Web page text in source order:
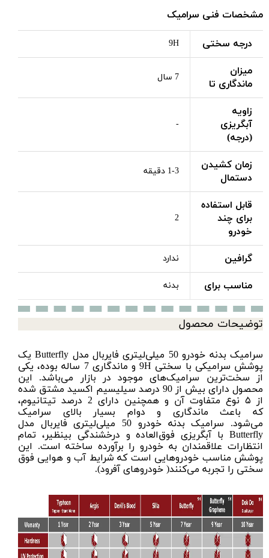
مشخصات فنی سرامیک
درجه سختی 9H
میزان
ماندگاری تا
7 سال
زاویه
آبگریزی
(درجه)
-
زمان کشیدن
دستمال
1-3 دقیقه
قابل استفاده
برای چند
خودرو
2
گرافین ندارد
مناسب برای بدنه
توضیحات محصول
سرامیک بدنه خودرو 50 میلی‌لیتری فایربال مدل Butterfly یک
پوشش سرامیکى
با سختى 9H و ماندگاری 7 ساله بوده، یکی
از سخت‌ترین سرامیک‌های موجود در بازار مى‌باشد. این
محصول دارای بیش از 90 درصد سیلیسیم اکسید مشتق شده
از ۵ نوع متفاوت آن و همچنین دارای 2 درصد تیتانیوم،
که باعث ماندگاری و دوام بسیار بالای سرامیک
می‌شود. سرامیک بدنه خودرو 50 میلی‌لیتری فایربال مدل
Butterfly با آبگریزی فوق‌العاده و درخشندگی بینظیر، تمام
انتظارات علاقمندان به خودرو را برآورده ساخته است. این
پوشش مناسب خودروهایی است که شرایط آب و هوایی فوق
سختی را تجربه می‌کنند( خودروهای آفرود).